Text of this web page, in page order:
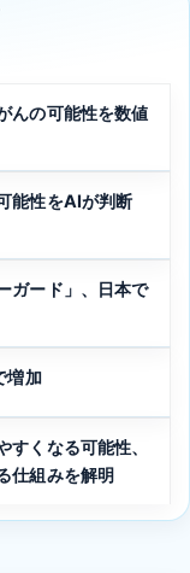
んの可能性を数値
能性をAIが判断
ガード」、日本で
増加
くなる可能性、
仕組みを解明